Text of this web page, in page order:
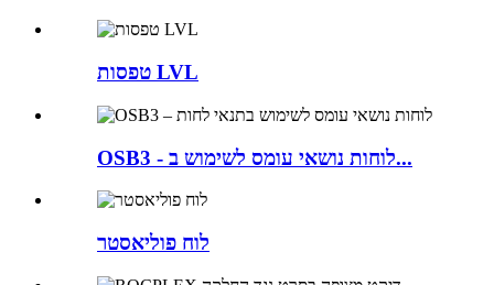
טפסות LVL
OSB3 - לוחות נושאי עומס לשימוש ב...
לוח פוליאסטר